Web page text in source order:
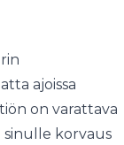
ajoissa
on varattava
sinulle korvaus